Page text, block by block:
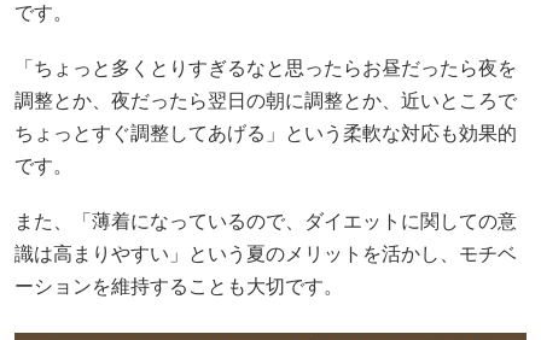
です。
「ちょっと多くとりすぎるなと思ったらお昼だったら夜を
調整とか、夜だったら翌日の朝に調整とか、近いところで
ちょっとすぐ調整してあげる」という柔軟な対応も効果的
です。
また、「薄着になっているので、ダイエットに関しての意
識は高まりやすい」という夏のメリットを活かし、モチベ
ーションを維持することも大切です。